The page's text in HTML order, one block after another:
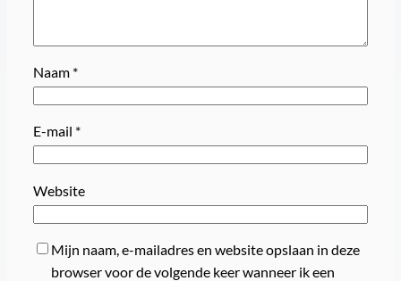
Naam *
E-mail *
Website
Mijn naam, e-mailadres en website opslaan in deze
browser voor de volgende keer wanneer ik een